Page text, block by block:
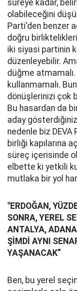
süreye kadar,
olabileceğini
Parti'den benzer
doğru
iki siyasi partinin
düzenleyebilir.
düğme
kullanmamalı.
dönüşlerinizi çok
Bu hasardan da
aday
nedenle biz DEVA
birliği kapılarına
süreç içerisinde
elbette ki yetkili
mutlaka bir yol
"ERDOĞAN,
SONRA, YEREL
ANTALYA,
ŞİMDİ AYNI
YAŞANACAK”
Ben, bu yerel